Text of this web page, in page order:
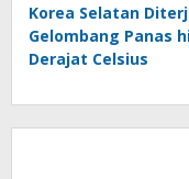
Korea Selatan
Gelombang Panas
Derajat Celsius